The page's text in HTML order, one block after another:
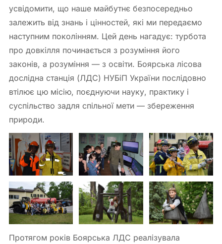
усвідомити, що наше майбутнє безпосередньо
залежить від знань і цінностей, які ми передаємо
наступним поколінням. Цей день нагадує: турбота
про довкілля починається з розуміння його
законів, а розуміння — з освіти. Боярська лісова
дослідна станція (ЛДС) НУБіП України послідовно
втілює цю місію, поєднуючи науку, практику і
суспільство задля спільної мети — збереження
природи.
Протягом років Боярська ЛДС реалізувала